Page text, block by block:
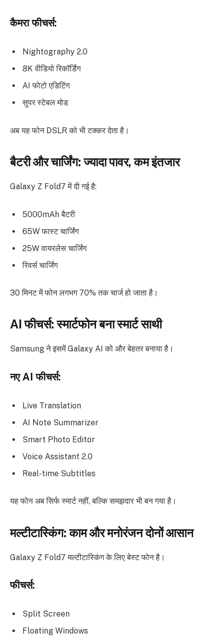
कैमरा फीचर्स:
Nightography 2.0
8K वीडियो रिकॉर्डिंग
AI फोटो एडिटिंग
सुपर स्टेबल मोड
अब यह फोन DSLR को भी टक्कर देता है।
बैटरी और चार्जिंग: ज्यादा पावर, कम इंतजार
Galaxy Z Fold7 में दी गई है:
5000mAh बैटरी
65W फास्ट चार्जिंग
25W वायरलेस चार्जिंग
रिवर्स चार्जिंग
30 मिनट में फोन लगभग 70% तक चार्ज हो जाता है।
AI फीचर्स: स्मार्टफोन बना स्मार्ट साथी
Samsung ने इसमें Galaxy AI को और बेहतर बनाया है।
नए AI फीचर्स:
Live Translation
AI Note Summarizer
Smart Photo Editor
Voice Assistant 2.0
Real-time Subtitles
यह फोन अब सिर्फ स्मार्ट नहीं, बल्कि समझदार भी बन गया है।
मल्टीटास्किंग: काम और मनोरंजन दोनों आसान
Galaxy Z Fold7 मल्टीटास्किंग के लिए बेस्ट फोन है।
फीचर्स:
Split Screen
Floating Windows